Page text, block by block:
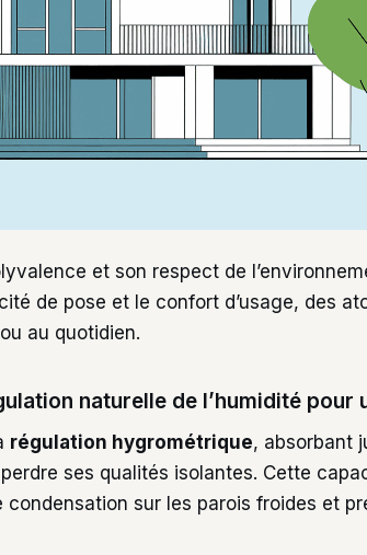
et son respect de
de pose et le confort d’usage, des
au quotidien.
naturelle de l’humidité pour
régulation hygrométrique, absorbant
ses qualités isolantes. Cette
sur les parois froides et